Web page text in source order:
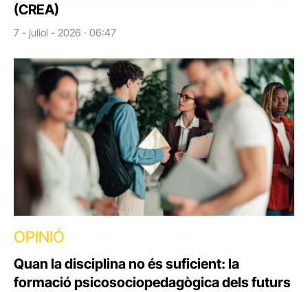
(CREA)
7 - juliol - 2026 · 06:47
OPINIÓ
Quan la disciplina no és suficient: la
formació psicosociopedagògica dels futurs